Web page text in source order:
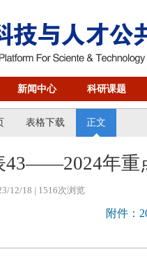
新闻中心 科研课题
表格下载 正文
43——2024年重
12/18 | 1516次浏览
附件：